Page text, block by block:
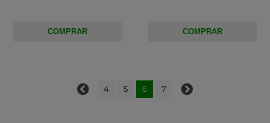
COMPRAR COMPRAR
4 5 6 7